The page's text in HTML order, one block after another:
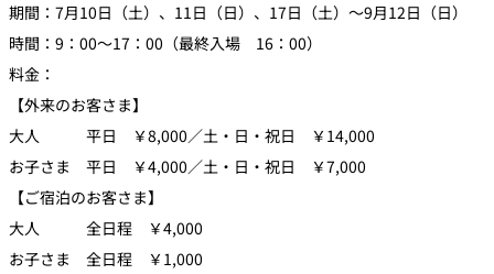
期間：7月10日（土）、11日（日）、17日（土）～9月12日（日）
時間：9：00～17：00（最終入場 16：00）
料金：
【外来のお客さま】
大人 平日 ￥8,000／土・日・祝日 ￥14,000
お子さま 平日 ￥4,000／土・日・祝日 ￥7,000
【ご宿泊のお客さま】
大人 全日程 ￥4,000
お子さま 全日程 ￥1,000